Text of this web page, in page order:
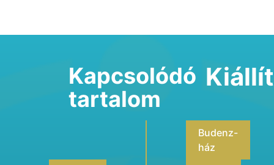
Kapcsolódó
tartalom
Budenz-
ház